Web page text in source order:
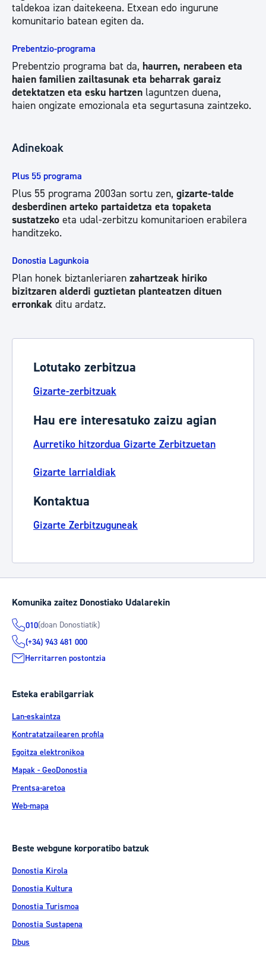
taldekoa izan daitekeena. Etxean edo ingurune
komunitario batean egiten da.
Prebentzio-programa
Prebentzio programa bat da, haurren, nerabeen eta
haien familien zailtasunak eta beharrak garaiz
detektatzen eta esku hartzen laguntzen duena,
haien ongizate emozionala eta segurtasuna zaintzeko.
Adinekoak
Plus 55 programa
Plus 55 programa 2003an sortu zen, gizarte-talde
desberdinen arteko partaidetza eta topaketa
sustatzeko eta udal-zerbitzu komunitarioen erabilera
handitzeko.
Donostia Lagunkoia
Plan honek biztanleriaren zahartzeak hiriko
bizitzaren alderdi guztietan planteatzen dituen
erronkak ditu ardatz.
Lotutako zerbitzua
Gizarte-zerbitzuak
Hau ere interesatuko zaizu agian
Aurretiko hitzordua Gizarte Zerbitzuetan
Gizarte larrialdiak
Kontaktua
Gizarte Zerbitzuguneak
Komunika zaitez Donostiako Udalarekin
010(doan Donostiatik)
(+34) 943 481 000
Herritarren postontzia
Esteka erabilgarriak
Lan-eskaintza
Kontratatzailearen profila
Egoitza elektronikoa
Mapak - GeoDonostia
Prentsa-aretoa
Web-mapa
Beste webgune korporatibo batzuk
Donostia Kirola
Donostia Kultura
Donostia Turismoa
Donostia Sustapena
Dbus